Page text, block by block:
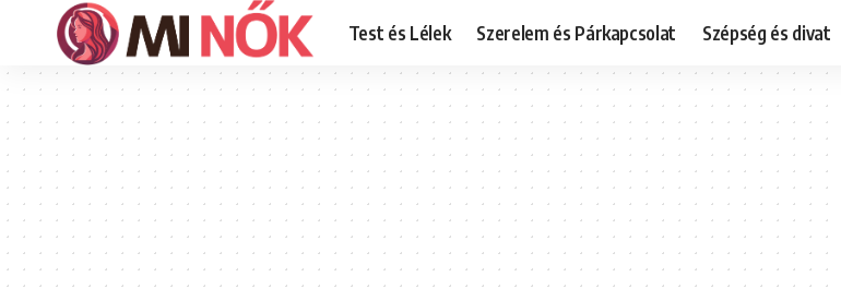
Test és Lélek Szerelem és Párkapcsolat Szépség és divat